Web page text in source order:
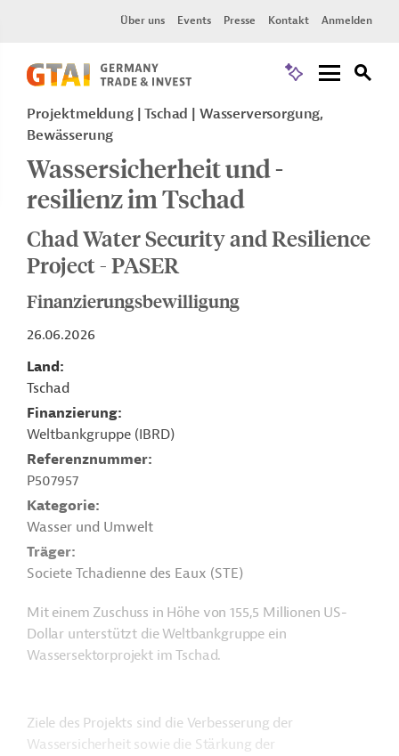
Über uns Events Presse Kontakt Anmelden
Projektmeldung Tschad
Wasserversorgung,
Bewässerung
Wassersicherheit und -
resilienz im Tschad
Chad Water Security and Resilience
Project - PASER
Finanzierungsbewilligung
26.06.2026
Land
Tschad
Finanzierung
Weltbankgruppe (IBRD)
Referenznummer
P507957
Kategorie
Wasser und Umwelt
Träger
Societe Tchadienne des Eaux (STE)
Mit einem Zuschuss in Höhe von 155,5 Millionen US-
Dollar unterstützt die Weltbankgruppe ein
Wassersektorprojekt im Tschad.
Ziele des Projekts sind die Verbesserung der
Wassersicherheit sowie die Stärkung der